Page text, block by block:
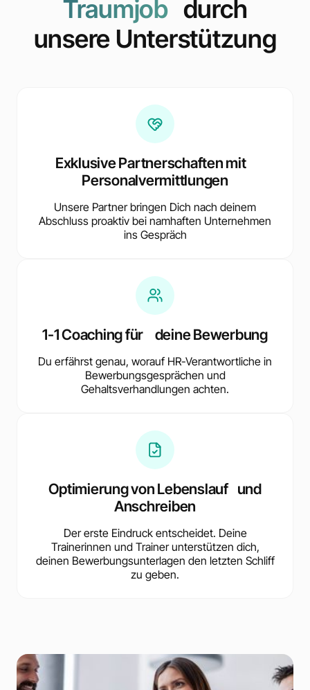
Traumjobdurch
unsere Unterstützung
Exklusive Partnerschaften mit
Personalvermittlungen
Unsere Partner bringen Dich nach deinem
Abschluss proaktiv bei namhaften Unternehmen
ins Gespräch
1-1 Coaching für deine Bewerbung
Du erfährst genau, worauf HR-Verantwortliche in
Bewerbungsgesprächen und
Gehaltsverhandlungen achten.
Optimierung von Lebenslauf und
Anschreiben
Der erste Eindruck entscheidet. Deine
Trainerinnen und Trainer unterstützen dich,
deinen Bewerbungsunterlagen den letzten Schliff
zu geben.